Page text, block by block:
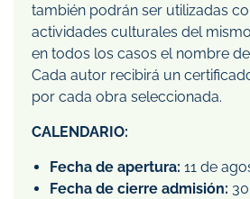
también podrán ser utilizadas
actividades culturales del
en todos los casos el nombre
Cada autor recibirá un
por cada obra seleccionada.
CALENDARIO:
Fecha de apertura: 11 de
Fecha de cierre admisión: